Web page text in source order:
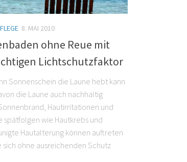
8. MAI 2010
ohne Reue mit
Lichtschutzfaktor
Sonnenschein die Laune hebt kann
die Laune auch nachhaltig
Hautirritationen und
spätfolgen wie Hautkrebs und
Hautalterung können auftreten
sich ohne ausreichenden Schutz